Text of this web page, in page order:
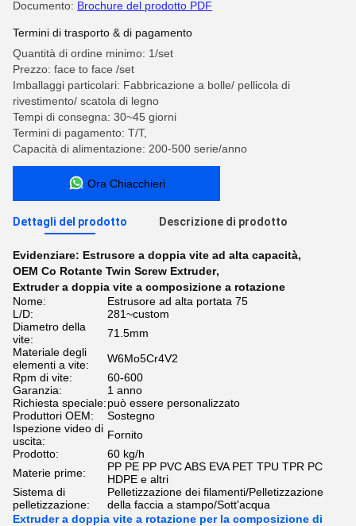
Documento: Brochure del prodotto PDF
Termini di trasporto & di pagamento
Quantità di ordine minimo: 1/set
Prezzo: face to face /set
Imballaggi particolari: Fabbricazione a bolle/ pellicola di
rivestimento/ scatola di legno
Tempi di consegna: 30~45 giorni
Termini di pagamento: T/T,
Capacità di alimentazione: 200-500 serie/anno
Ora Chiacchieri
Dettagli del prodotto Descrizione di prodotto
Evidenziare: Estrusore a doppia vite ad alta capacità,
OEM Co Rotante Twin Screw Extruder,
Extruder a doppia vite a composizione a rotazione
Nome:
Estrusore ad alta portata 75
L/D:
281~custom
Diametro della
vite:
71.5mm
Materiale degli
elementi a vite:
W6Mo5Cr4V2
Rpm di vite:
60-600
Garanzia:
1 anno
Richiesta speciale:può essere personalizzato
Produttori OEM:
Sostegno
Ispezione video di
uscita:
Fornito
Prodotto:
60 kg/h
Materie prime:
PP PE PP PVC ABS EVA PET TPU TPR PC
HDPE e altri
Sistema di
pelletizzazione:
Pelletizzazione dei filamenti/Pelletizzazione
della faccia a stampo/Sott'acqua
Extruder a doppia vite a rotazione per la composizione di